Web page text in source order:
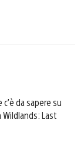
da sapere su
Last